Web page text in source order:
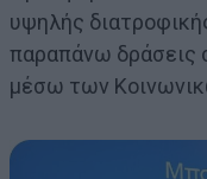
υψηλής
παραπάνω δράσεις
μέσω των